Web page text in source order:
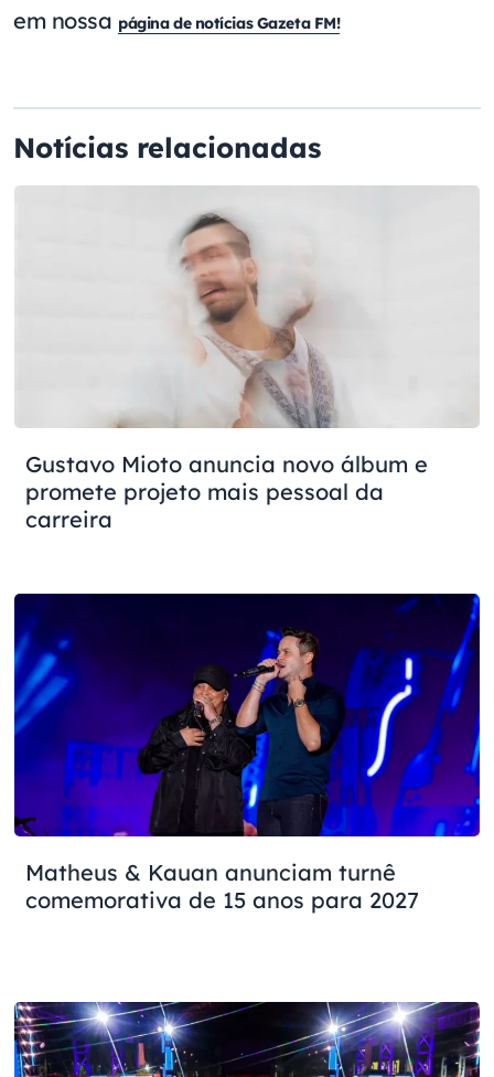
em nossa página de notícias Gazeta FM!
Notícias relacionadas
Gustavo Mioto anuncia novo álbum e
promete projeto mais pessoal da
carreira
Matheus & Kauan anunciam turnê
comemorativa de 15 anos para 2027